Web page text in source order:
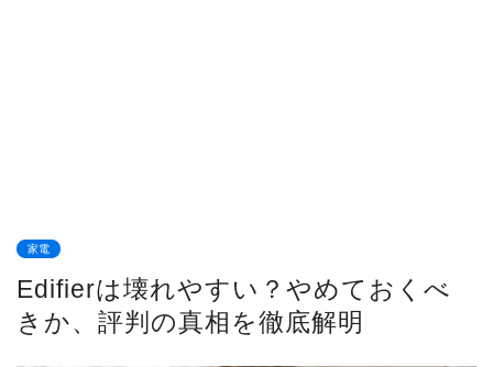
家電
Edifierは壊れやすい？やめておくべ
きか、評判の真相を徹底解明